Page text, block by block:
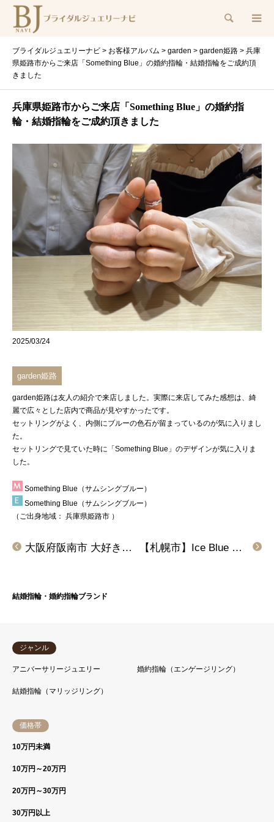
検索
ブライダルジュエリーナビ > お客様アルバム > garden > garden姫路 > 兵庫
県姫路市からご来店「Something Blue」の婚約指輪・結婚指輪をご成約頂
きました
兵庫県姫路市からご来店「Something Blue」の婚約指
輪・結婚指輪をご成約頂きました
2025/03/24
garden姫路
garden姫路は友人の紹介で来店しました。実際に来店してみた感想は、綺
麗で広々とした店内で商品が見やすかったです。
セットリングがよく、内側にブルーの色石が留まっているのが気に入りまし
た。
セットリングで見ていた時に「 Something Blue 」のデザインが気に入りま
した。
Something Blue（サムシングブルー）
Something Blue（サムシングブルー）
（ご出身地域： 兵庫県姫路市 ）
【札幌市】Ice Blue DIAMOND(アイスブルーダイヤモンド)の結婚指輪をご成約頂きました。
大阪府阪南市 大好きなプリンセスの結婚指輪に一目ぼれして、リトルマーメイドの結婚指輪をご成約のお客様です。
結婚指輪・婚約指輪ブランド
ジャンル
アニバーサリージュエリー 婚約指輪（エンゲージリング）
結婚指輪（マリッジリング）
価格帯
10万円未満
10万円～20万円
20万円～30万円
30万円以上